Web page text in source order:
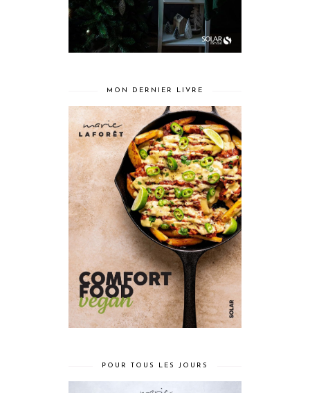
MON DERNIER LIVRE
POUR TOUS LES JOURS